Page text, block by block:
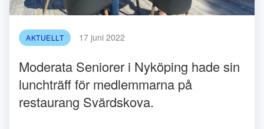
AKTUELLT 17 juni 2022
Moderata Seniorer i Nyköping hade sin
lunchträff för medlemmarna på
restaurang Svärdskova.